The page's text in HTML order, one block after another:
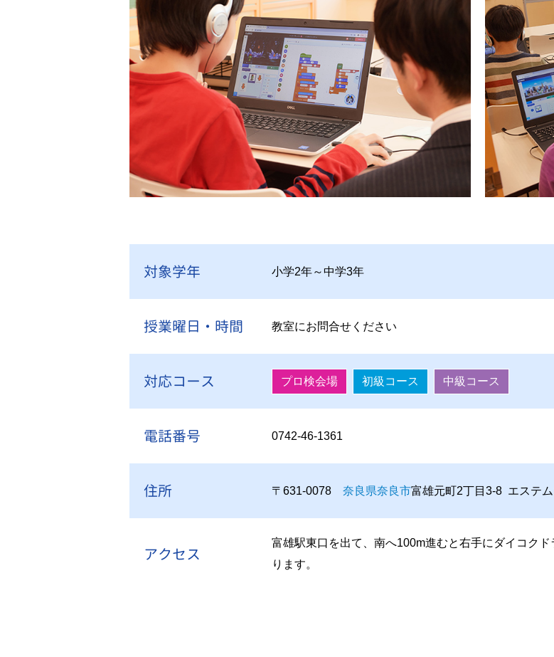
対象学年 小学2年～中学3年
授業曜日・時間 教室にお問合せください
対応コース プロ検会場 初級コース 中級コース
電話番号 0742-46-1361
住所 〒631-0078 奈良県奈良市富雄元町2丁目3-8 エステ
アクセス
富雄駅東口を出て、南へ100m進むと右手にダイコク
ります。